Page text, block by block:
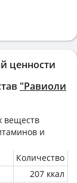
ценности
"Равиоли
веществ
и
Количество
207 ккал